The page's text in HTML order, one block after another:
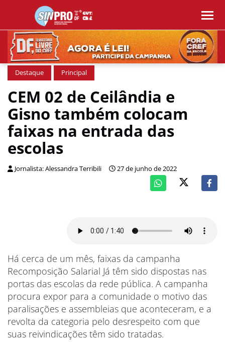
Destaque Principal
CEM 02 de Ceilândia e
Gisno também colocam
faixas na entrada das
escolas
Jornalista: Alessandra Terribili 27 de junho de 2022
Há cerca de um mês, faixas da campanha
Recomposição Salarial Já têm sido dispostas nas
portas das escolas da rede pública. A campanha
procura expor para a comunidade o motivo das
paralisações e assembleias que aconteceram, e a
revolta da categoria pelo desrespeito com que
suas reivindicações têm sido tratadas.